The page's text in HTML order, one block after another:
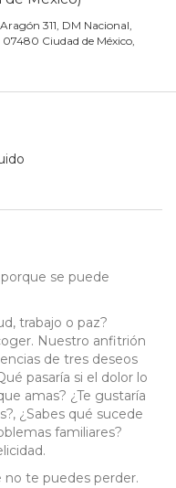
311, DM Nacional,
Ciudad de México,
se puede
trabajo o paz?
Nuestro anfitrión
de tres deseos
pasaría si el dolor lo
amas? ¿Te gustaría
¿Sabes qué sucede
familiares?
no te puedes perder.